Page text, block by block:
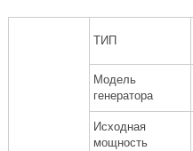
ТИП
Модель
генератора
Исходная
мощность